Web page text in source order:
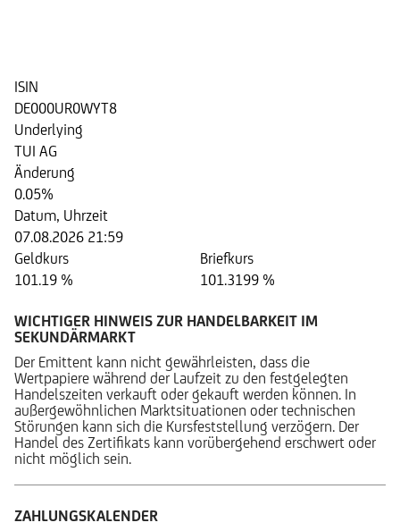
ISIN
DE000UR0WYT8
Underlying
TUI AG
Änderung
0.05%
Datum, Uhrzeit
07.08.2026 21:59
Geldkurs
Briefkurs
101.19 %
101.3199 %
WICHTIGER HINWEIS ZUR HANDELBARKEIT IM
SEKUNDÄRMARKT
Der Emittent kann nicht gewährleisten, dass die
Wertpapiere während der Laufzeit zu den festgelegten
Handelszeiten verkauft oder gekauft werden können. In
außergewöhnlichen Marktsituationen oder technischen
Störungen kann sich die Kursfeststellung verzögern. Der
Handel des Zertifikats kann vorübergehend erschwert oder
nicht möglich sein.
ZAHLUNGSKALENDER